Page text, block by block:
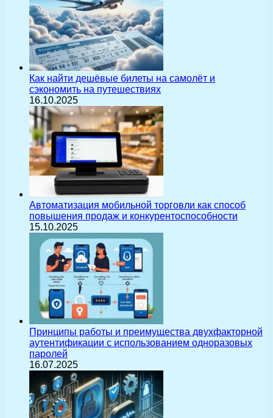
Как найти дешёвые билеты на самолёт и
сэкономить на путешествиях
16.10.2025
Автоматизация мобильной торговли как способ
повышения продаж и конкурентоспособности
15.10.2025
Принципы работы и преимущества двухфакторной
аутентификации с использованием одноразовых
паролей
16.07.2025